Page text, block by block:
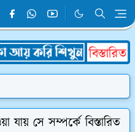
সে সম্পর্কে বিস্তারিত